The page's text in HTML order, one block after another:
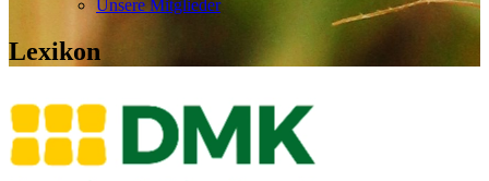
Unsere Mitglieder
Lexikon